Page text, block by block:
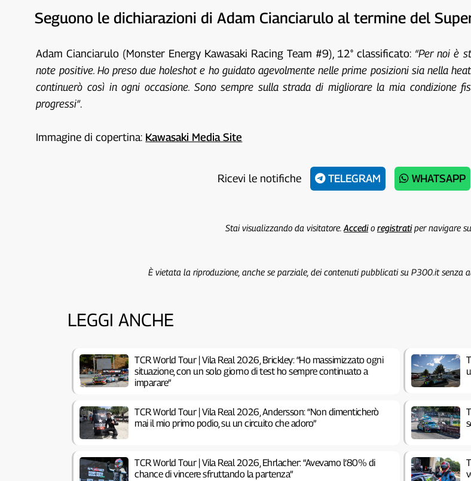
Seguono le dichiarazioni di Adam Cianciarulo al termine del
Adam Cianciarulo (Monster Energy Kawasaki Racing Team #9), 12° classificato: “Per noi è
note positive. Ho preso due holeshot e ho guidato agevolmente nelle prime posizioni sia nella
continuerò così in ogni occasione. Sono sempre sulla strada di migliorare la mia condizione
progressi”.
Immagine di copertina: Kawasaki Media Site
Ricevi le notifiche TELEGRAM WHATSAPP
Stai visualizzando da visitatore. Accedio registratiper navigare
È vietata la riproduzione, anche se parziale, dei contenuti pubblicati su P300.it senza
LEGGI ANCHE
TCR World Tour | Vila Real 2026, Brickley: “Ho massimizzato ogni
situazione, con un solo giorno di test ho sempre continuato a
imparare”
TCR World Tour | Vila Real 2026, Andersson: “Non dimenticherò
mai il mio primo podio, su un circuito che adoro”
TCR World Tour | Vila Real 2026, Ehrlacher: “Avevamo l’80% di
chance di vincere sfruttando la partenza”